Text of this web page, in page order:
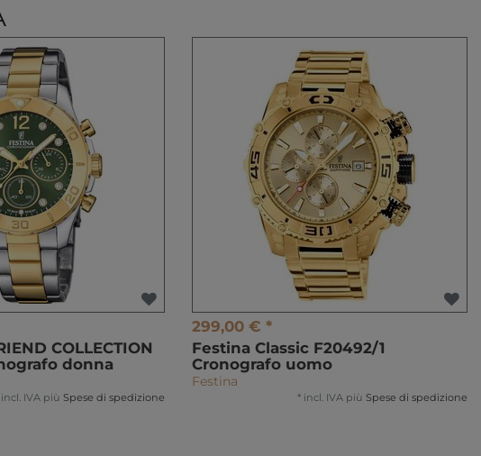
COLLECTION
donna
incl. IVA più Spese di spedizione
299,00 € *
Festina Classic F20492/1
Cronografo uomo
Festina
* incl. IVA più Spese di spedizione